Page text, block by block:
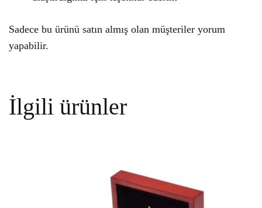
Sadece bu ürünü satın almış olan müşteriler yorum
yapabilir.
İlgili ürünler